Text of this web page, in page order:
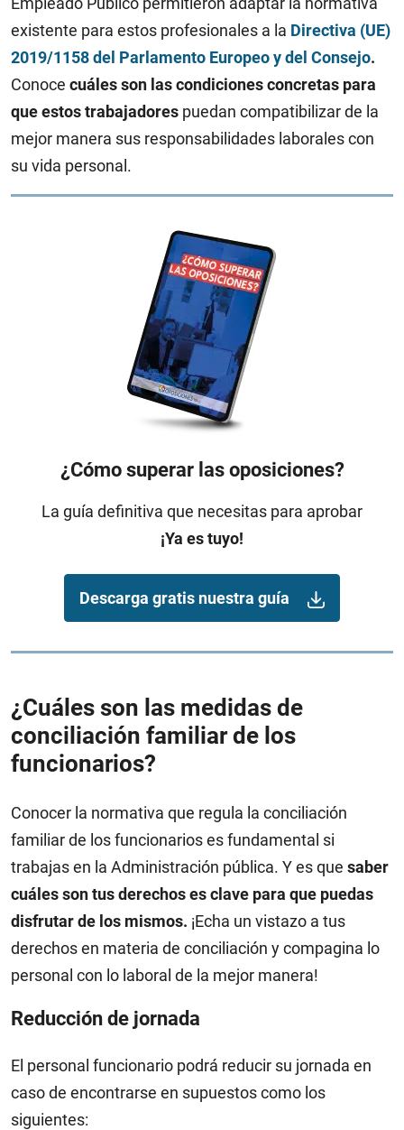
existente para estos profesionales a la Directiva (UE)
2019/1158 del Parlamento Europeo y del Consejo.
Conoce cuáles son las condiciones concretas para
que estos trabajadores puedan compatibilizar de la
mejor manera sus responsabilidades laborales con
su vida personal.
¿Cómo superar las oposiciones?
La guía definitiva que necesitas para aprobar
¡Ya es tuyo!
Descarga gratis nuestra guía
¿Cuáles son las medidas de
conciliación familiar de los
funcionarios?
Conocer la normativa que regula la conciliación
familiar de los funcionarios es fundamental si
trabajas en la Administración pública. Y es que saber
cuáles son tus derechos es clave para que puedas
disfrutar de los mismos. ¡Echa un vistazo a tus
derechos en materia de conciliación y compagina lo
personal con lo laboral de la mejor manera!
Reducción de jornada
El personal funcionario podrá reducir su jornada en
caso de encontrarse en supuestos como los
siguientes: